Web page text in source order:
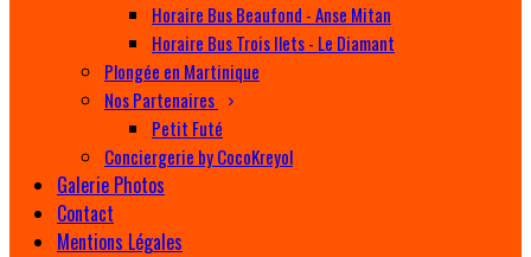
Horaire Bus Beaufond - Anse Mitan
Horaire Bus Trois Ilets - Le Diamant
Plongée en Martinique
Nos Partenaires
Petit Futé
Conciergerie by CocoKreyol
Galerie Photos
Contact
Mentions Légales